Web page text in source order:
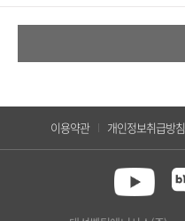
이용약관 개인정보취급방침